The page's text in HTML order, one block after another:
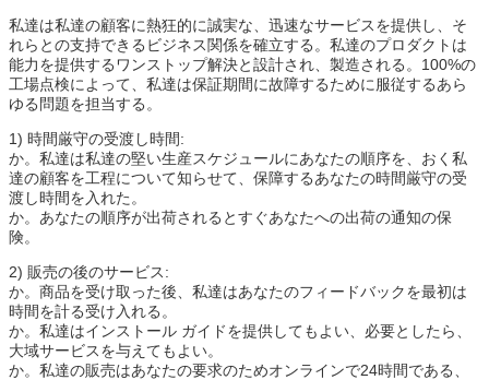
私達は私達の顧客に熱狂的に誠実な、迅速なサービスを提供し、そ
れらとの支持できるビジネス関係を確立する。私達のプロダクトは
能力を提供するワンストップ解決と設計され、製造される。100%の
工場点検によって、私達は保証期間に故障するために服従するあら
ゆる問題を担当する。
1) 時間厳守の受渡し時間:
か。私達は私達の堅い生産スケジュールにあなたの順序を、おく私
達の顧客を工程について知らせて、保障するあなたの時間厳守の受
渡し時間を入れた。
か。あなたの順序が出荷されるとすぐあなたへの出荷の通知の保
険。
2) 販売の後のサービス:
か。商品を受け取った後、私達はあなたのフィードバックを最初は
時間を計る受け入れる。
か。私達はインストール ガイドを提供してもよい、必要としたら、
大域サービスを与えてもよい。
か。私達の販売はあなたの要求のためオンラインで24時間である、